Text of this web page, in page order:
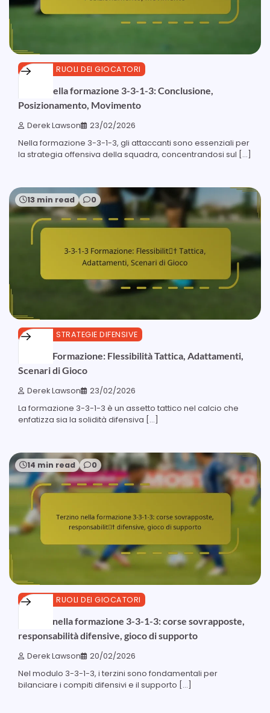
3-3-1-3 RUOLI DEI GIOCATORI
Avanti nella formazione 3-3-1-3: Conclusione,
Posizionamento, Movimento
Derek Lawson 23/02/2026
Nella formazione 3-3-1-3, gli attaccanti sono essenziali per
la strategia offensiva della squadra, concentrandosi sul […]
13 min read 0
3-3-1-3 STRATEGIE DIFENSIVE
3-3-1-3 Formazione: Flessibilità Tattica, Adattamenti,
Scenari di Gioco
Derek Lawson 23/02/2026
La formazione 3-3-1-3 è un assetto tattico nel calcio che
enfatizza sia la solidità difensiva […]
14 min read 0
3-3-1-3 RUOLI DEI GIOCATORI
Terzino nella formazione 3-3-1-3: corse sovrapposte,
responsabilità difensive, gioco di supporto
Derek Lawson 20/02/2026
Nel modulo 3-3-1-3, i terzini sono fondamentali per
bilanciare i compiti difensivi e il supporto […]